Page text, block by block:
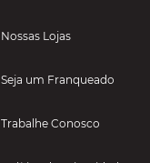
Nossas Lojas
Seja um Franqueado
Trabalhe Conosco